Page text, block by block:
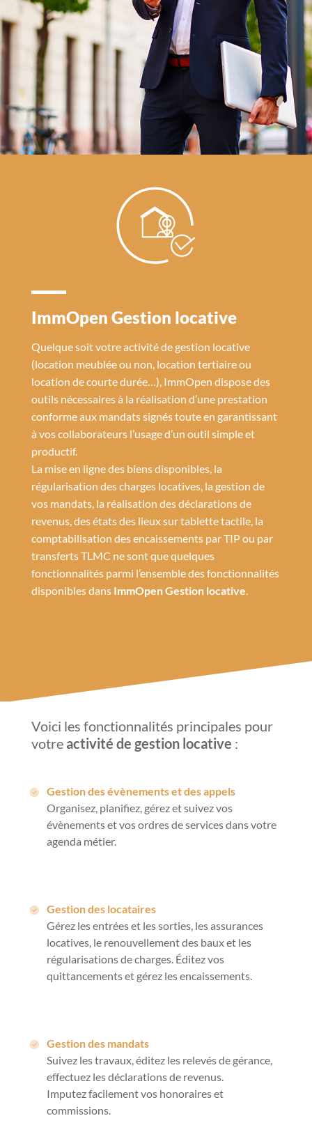
ImmOpen Gestion locative
Quelque soit votre activité de gestion locative
(location meublée ou non, location tertiaire ou
location de courte durée…), ImmOpen dispose des
outils nécessaires à la réalisation d’une prestation
conforme aux mandats signés toute en garantissant
à vos collaborateurs l’usage d’un outil simple et
productif.
La mise en ligne des biens disponibles, la
régularisation des charges locatives, la gestion de
vos mandats, la réalisation des déclarations de
revenus, des états des lieux sur tablette tactile, la
comptabilisation des encaissements par TIP ou par
transferts TLMC ne sont que quelques
fonctionnalités parmi l’ensemble des fonctionnalités
disponibles dans ImmOpen Gestion locative.
Voici les fonctionnalités principales pour
votre activité de gestion locative :
Gestion des évènements et des appels
Organisez, planifiez, gérez et suivez vos
évènements et vos ordres de services dans votre
agenda métier.
Gestion des locataires
Gérez les entrées et les sorties, les assurances
locatives, le renouvellement des baux et les
régularisations de charges. Éditez vos
quittancements et gérez les encaissements.
Gestion des mandats
Suivez les travaux, éditez les relevés de gérance,
effectuez les déclarations de revenus.
Imputez facilement vos honoraires et
commissions.